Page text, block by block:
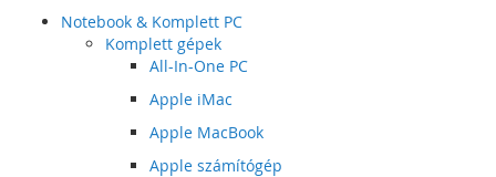
Notebook & Komplett PC
Komplett gépek
All-In-One PC
Apple iMac
Apple MacBook
Apple számítógép